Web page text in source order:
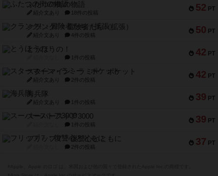
52 PT
ふたつの街の物語
紹介文あり 18件の投稿
50 PT
クランク! ：冒険者たち（拡張）
紹介文あり 4件の投稿
42 PT
とうほうの！
1件の投稿
42 PT
スターマイン・ラミー ポケット
紹介文あり 2件の投稿
39 PT
海兵隊
紹介文あり 1件の投稿
39 PT
スーパーストア3000
1件の投稿
37 PT
フリップ７：復讐心とともに
2件の投稿